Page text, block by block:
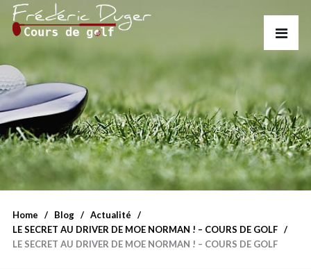
Home Blog
Actualité
LE SECRET AU DRIVER DE MOE NORMAN ! – COURS DE GOLF
LE SECRET AU DRIVER DE MOE NORMAN ! – COURS DE GOLF